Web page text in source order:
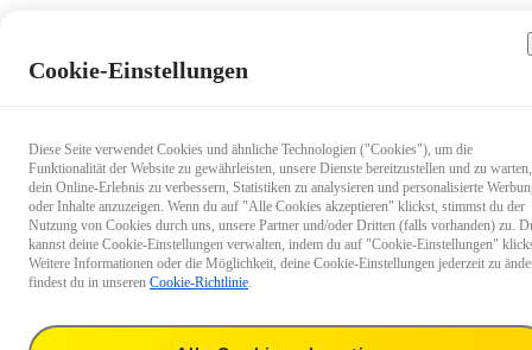
Cookie-Einstellungen
Diese Seite verwendet Cookies und ähnliche Technologien ("Cookies"), um die
Funktionalität der Website zu gewährleisten, unsere Dienste bereitzustellen und zu warten,
dein Online-Erlebnis zu verbessern, Statistiken zu analysieren und personalisierte
oder Inhalte anzuzeigen. Wenn du auf "Alle Cookies akzeptieren" klickst, stimmst du der
Nutzung von Cookies durch uns, unsere Partner und/oder Dritten (falls vorhanden) zu.
kannst deine Cookie-Einstellungen verwalten, indem du auf "Cookie-Einstellungen"
Weitere Informationen oder die Möglichkeit, deine Cookie-Einstellungen jederzeit zu
findest du in unseren Cookie-Richtlinie.